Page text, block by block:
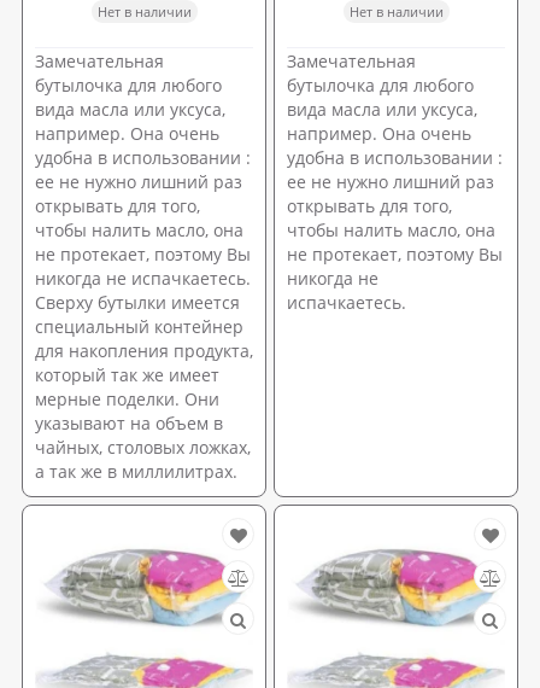
Нет в наличии
Замечательная
бутылочка для любого
вида масла или уксуса,
например. Она очень
удобна в использовании :
ее не нужно лишний раз
открывать для того,
чтобы налить масло, она
не протекает, поэтому Вы
никогда не испачкаетесь.
Сверху бутылки имеется
специальный контейнер
для накопления продукта,
который так же имеет
мерные поделки. Они
указывают на объем в
чайных, столовых ложках,
а так же в миллилитрах.
Нет в наличии
Замечательная
бутылочка для любого
вида масла или уксуса,
например. Она очень
удобна в использовании :
ее не нужно лишний раз
открывать для того,
чтобы налить масло, она
не протекает, поэтому Вы
никогда не
испачкаетесь.